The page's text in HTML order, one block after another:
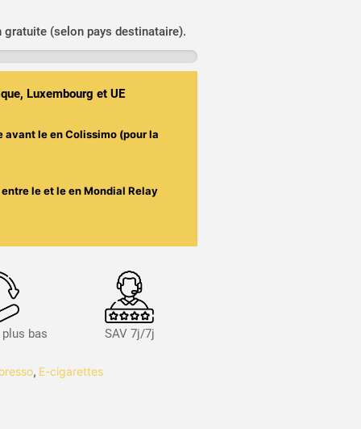
(selon pays destinataire).
Luxembourg et UE
avant leen Colissimo (pour la
entre leet leen Mondial Relay
bas SAV 7j/7j
, E-cigarettes